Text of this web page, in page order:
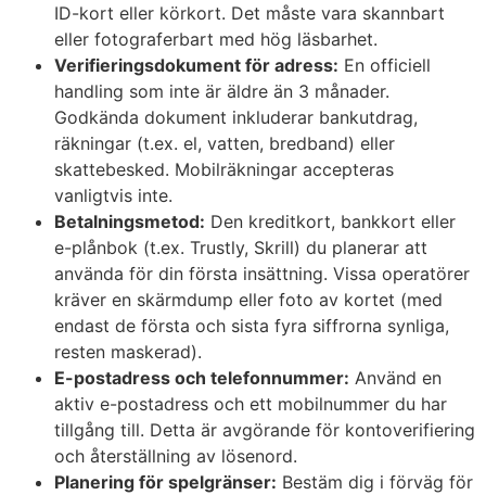
ID-kort eller körkort. Det måste vara skannbart
eller fotograferbart med hög läsbarhet.
Verifieringsdokument för adress: En officiell
handling som inte är äldre än 3 månader.
Godkända dokument inkluderar bankutdrag,
räkningar (t.ex. el, vatten, bredband) eller
skattebesked. Mobilräkningar accepteras
vanligtvis inte.
Betalningsmetod: Den kreditkort, bankkort eller
e-plånbok (t.ex. Trustly, Skrill) du planerar att
använda för din första insättning. Vissa operatörer
kräver en skärmdump eller foto av kortet (med
endast de första och sista fyra siffrorna synliga,
resten maskerad).
E-postadress och telefonnummer: Använd en
aktiv e-postadress och ett mobilnummer du har
tillgång till. Detta är avgörande för kontoverifiering
och återställning av lösenord.
Planering för spelgränser: Bestäm dig i förväg för